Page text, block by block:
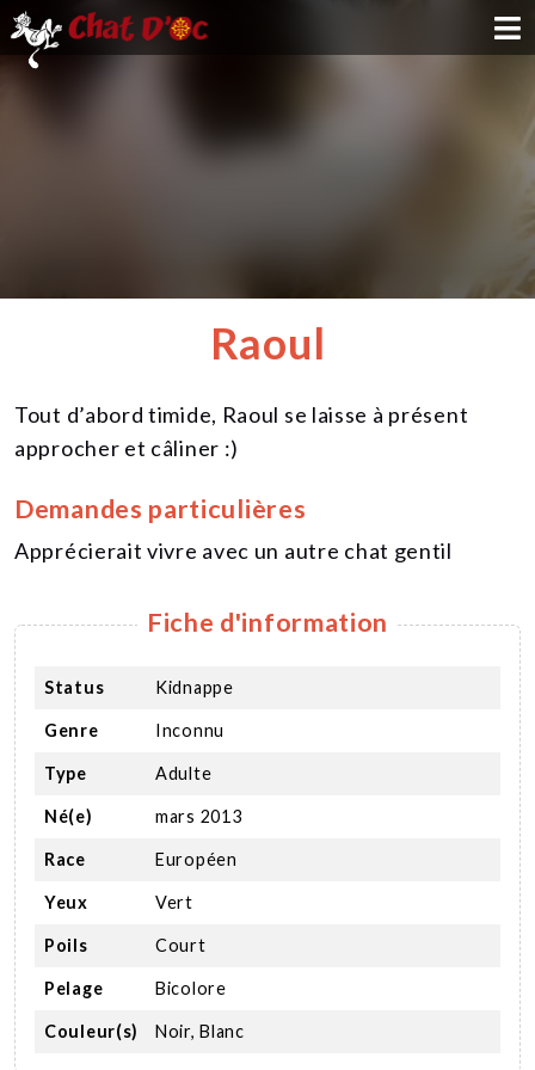
ADOPTION
NOUS SOUTENIR
CONTACT
Raoul
Tout d’abord timide, Raoul se laisse à présent
approcher et câliner :)
Demandes particulières
Apprécierait vivre avec un autre chat gentil
Fiche d'information
Status Kidnappe
Genre Inconnu
Type Adulte
Né(e) mars 2013
Race Européen
Yeux Vert
Poils Court
Pelage Bicolore
Couleur(s) Noir, Blanc